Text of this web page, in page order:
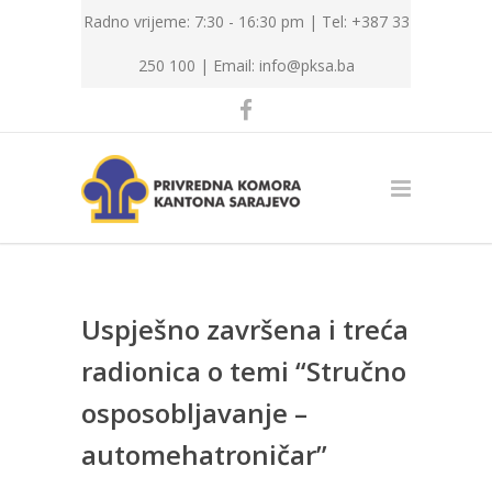
Radno vrijeme: 7:30 - 16:30 pm | Tel: +387 33
250 100 | Email: info@pksa.ba
Uspješno završena i treća
radionica o temi “Stručno
osposobljavanje –
automehatroničar”